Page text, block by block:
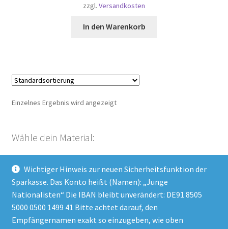
Wichtiger Hinweis zur neuen Sicherheitsfunktion der
Sparkasse. Das Konto heißt (Namen): „Junge
Nationalisten“ Die IBAN bleibt unverändert: DE91 8505
5000 0500 1499 41 Bitte achtet darauf, den
Empfängernamen exakt so einzugeben, wie oben
zzgl. Versandkosten
In den Warenkorb
Einzelnes Ergebnis wird angezeigt
Wähle dein Material:
Kategorie auswählen
Impressum